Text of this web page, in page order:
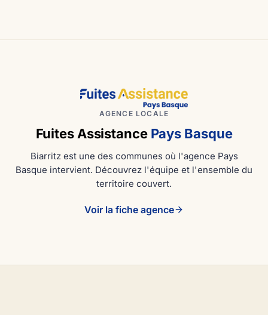
AGENCE LOCALE
Fuites Assistance Pays Basque
Biarritz est une des communes où l'agence Pays
Basque intervient. Découvrez l'équipe et l'ensemble du
territoire couvert.
Voir la fiche agence